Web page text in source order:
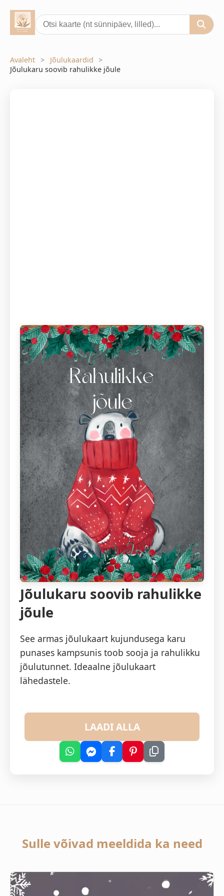
Avaleht
Jõulukaardid
Jõulukaru soovib rahulikke jõule
Jõulukaru soovib rahulikke
jõule
See armas jõulukaart kujundusega karu
punases kampsunis toob sooja ja rahulikku
jõulutunnet. Ideaalne jõulukaart
lähedastele.
LAADI ALLA
Sulle võivad meeldida ka need